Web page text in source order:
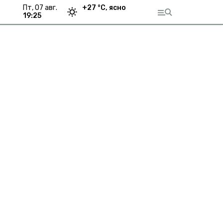
пт, 07 авг.
19:25
+27 °С, ясно